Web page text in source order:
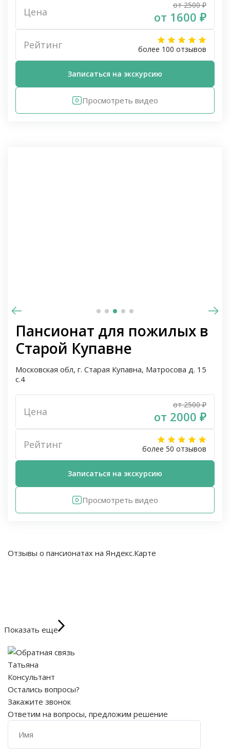
Цена
от 2500 ₽
от 1600 ₽
Рейтинг более 100 отзывов
Записаться на экскурсию
Просмотреть видео
Пансионат для пожилых в
Старой Купавне
Московская обл, г. Старая Купавна, Матросова д. 15
с.4
Цена
от 2500 ₽
от 2000 ₽
Рейтинг более 50 отзывов
Записаться на экскурсию
Просмотреть видео
Отзывы о пансионатах на Яндекс.Карте
Показать еще
Татьяна
Консультант
Остались вопросы?
Закажите звонок
Ответим на вопросы, предложим решение